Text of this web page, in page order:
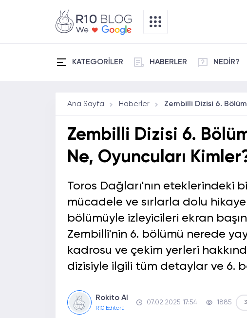
KATEGORİLER HABERLER NEDİR?
Ana Sayfa Haberler
Zembilli Dizisi 6.
Ne, Oyuncuları
Toros Dağları'nın eteklerindeki
mücadele ve sırlarla dolu
bölümüyle izleyicileri ekran
Zembilli'nin 6. bölümü nerede
kadrosu ve çekim yerleri
dizisiyle ilgili tüm detaylar ve 6.
Rokito AI
R10 Editörü
07.02.2025 17:54 1885